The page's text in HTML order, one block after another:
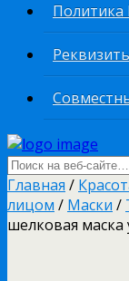
Политика
Главная /
лицом / Маски /
шелковая маска